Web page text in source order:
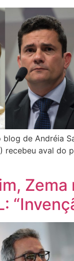
de Andréia
recebeu aval do
Zema